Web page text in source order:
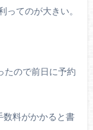
ってのが大きい。
たので前日に予約
数料がかかると書